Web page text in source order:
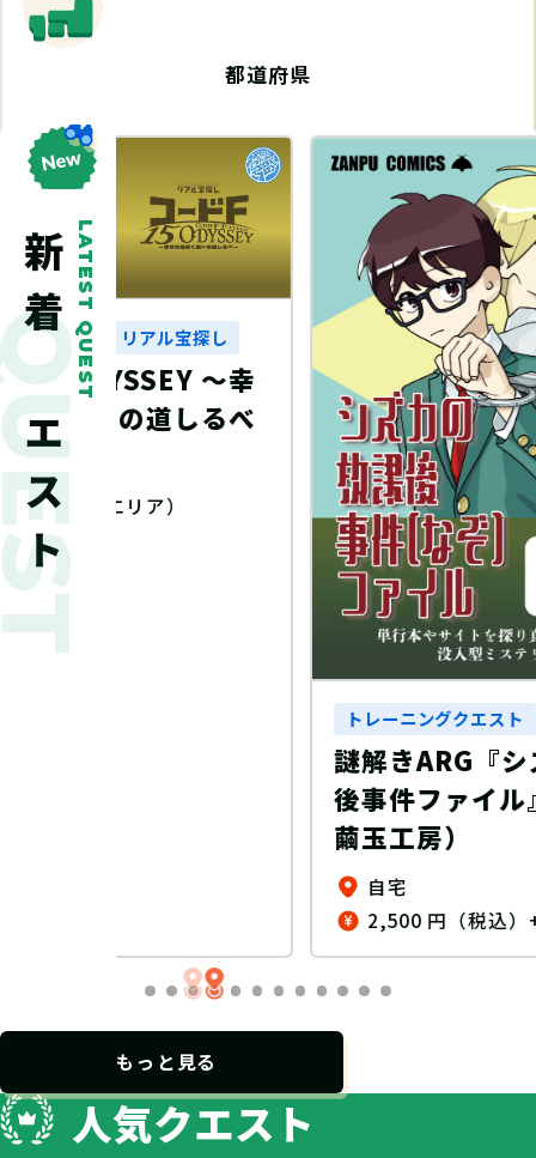
都道府県
LATEST QUEST
新着クエスト
し
幸
べ
謎解きARG『シズカの放課
後事件ファイル』（制作：
2,500 円（税込）+送料
もっと見る
人気クエスト